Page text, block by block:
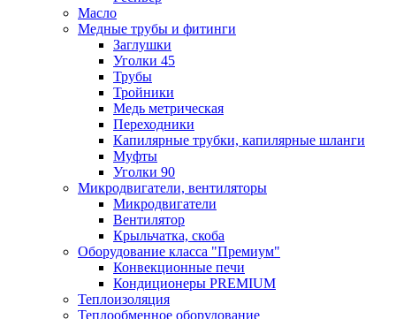
Масло
Медные трубы и фитинги
Заглушки
Уголки 45
Трубы
Тройники
Медь метрическая
Переходники
Капилярные трубки, капилярные шланги
Муфты
Уголки 90
Микродвигатели, вентиляторы
Микродвигатели
Вентилятор
Крыльчатка, скоба
Оборудование класса "Премиум"
Конвекционные печи
Кондиционеры PREMIUM
Теплоизоляция
Теплообменное оборудование